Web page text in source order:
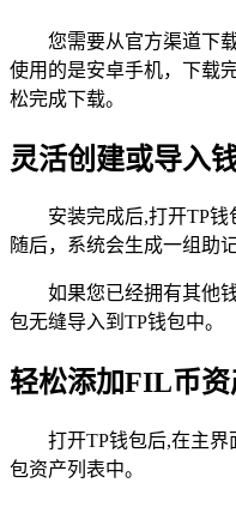
您需要从官方渠道下
使用的是安卓手机，下载
松完成下载。
灵活创建或导入
安装完成后,打开TP
随后，系统会生成一组助
如果您已经拥有其他
包无缝导入到TP钱包中。
轻松添加FIL币资
打开TP钱包后,在主界
包资产列表中。